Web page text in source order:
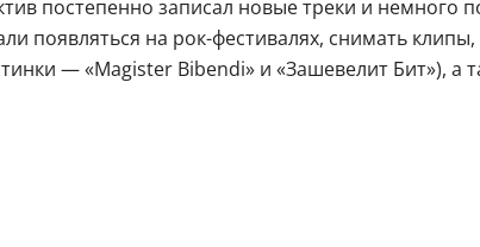
постепенно записал новые треки и
появляться на рок-фестивалях, снимать
— «Magister Bibendi» и «Зашевелит Бит»), а